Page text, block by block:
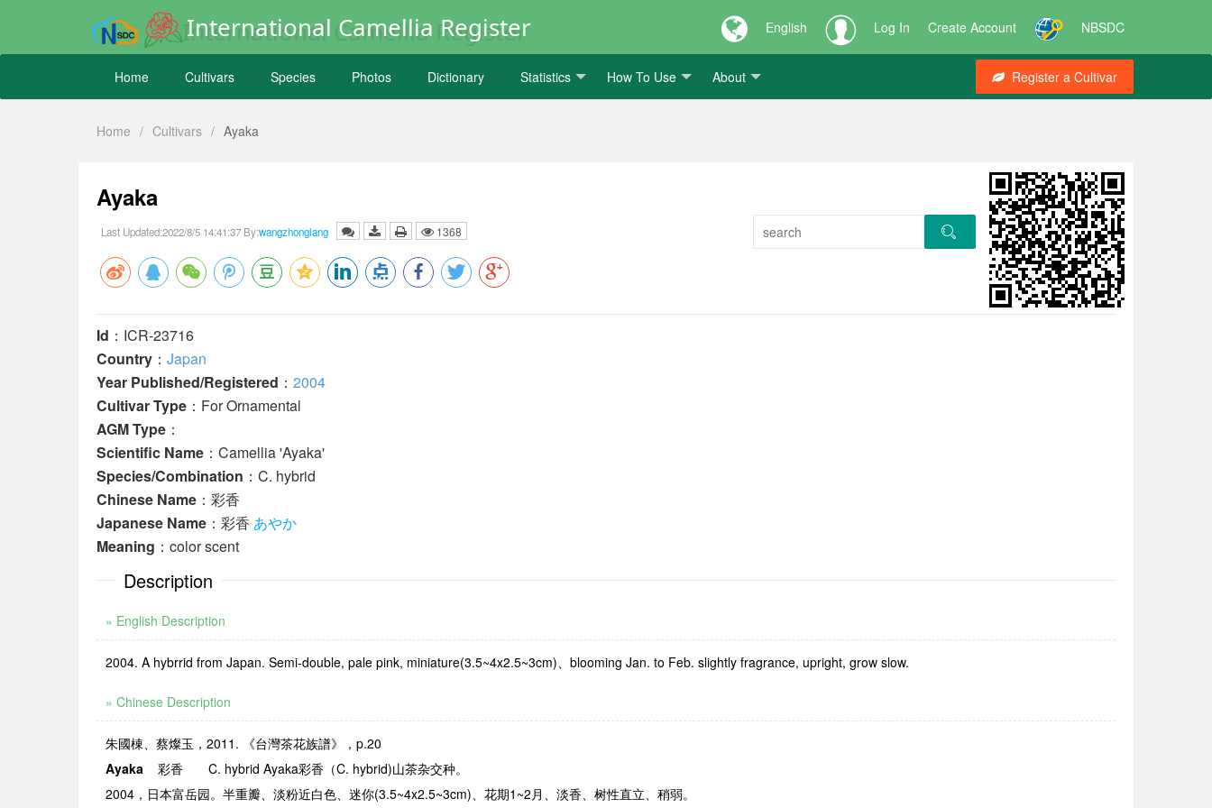
International Camellia Register English Log In Create Account NBSDC
Home Cultivars Species Photos Dictionary Statistics How To Use About Register a Cultivar
Home / Cultivars / Ayaka
Ayaka
Last Updated:2022/8/5 14:41:37 By:wangzhonglang 1368
Id ：ICR-23716
Country ： Japan
Year Published/Registered ： 2004
Cultivar Type ：For Ornamental
AGM Type ：
Scientific Name ：Camellia 'Ayaka'
Species/Combination ：C. hybrid
Chinese Name ：彩香
Japanese Name ：彩香 あやか
Meaning ：color scent
Description
» English Description
2004. A hybrrid from Japan. Semi-double, pale pink, miniature(3.5~4x2.5~3cm)、blooming Jan. to Feb. slightly fragrance, upright, grow slow.
» Chinese Description
朱國棟、蔡燦玉，2011. 《台灣茶花族譜》，p.20
Ayaka
彩香 C. hybrid Ayaka彩香（C. hybrid)山茶杂交种。
2004 ，日本富岳园。半重瓣、淡粉近白色、迷你(3.5~4x2.5~3cm)、花期1~2月、淡香、树性直立、稍弱。